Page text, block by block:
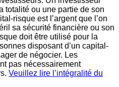
totalité ou une partie de son
risque est l’argent que l’on
sa sécurité financière ou son
doit être utilisé pour la
disposant d’un capital-
de négocier. Les
pas nécessairement
Veuillez lire l’intégralité du